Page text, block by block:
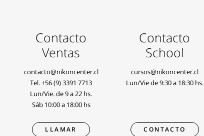
Contacto
Ventas
contacto@nikoncenter.cl
Tel.+56 (9) 3391 7713
Lun/Vie. de 9 a 22 hs.
Sáb 10:00 a 18:00 hs
LLAMAR
Contacto
School
cursos@nikoncenter.cl
Lun/Vie de 9:30 a 18:30 hs.
CONTACTO